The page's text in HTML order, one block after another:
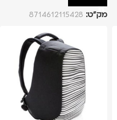
מק”ט: 8714612115428